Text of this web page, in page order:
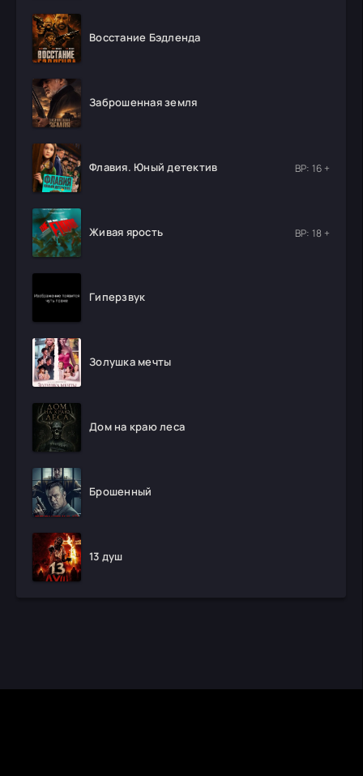
Восстание Бэдленда
Заброшенная земля
Флавия. Юный детектив ВР: 16 +
Живая ярость ВР: 18 +
Гиперзвук
Золушка мечты
Дом на краю леса
Брошенный
13 душ